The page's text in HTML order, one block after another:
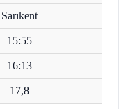
Sarıkent
15:55
16:13
17,8